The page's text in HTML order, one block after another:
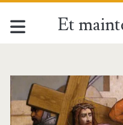
Et